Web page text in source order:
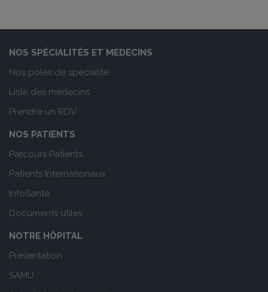
NOS SPÉCIALITÉS ET MÉDECINS
Nos pôles de spécialité
Liste des médecins
Prendre un RDV
NOS PATIENTS
Parcours Patients
Patients Internationaux
InfoSanté
Documents utiles
NOTRE HÔPITAL
Présentation
SAMU